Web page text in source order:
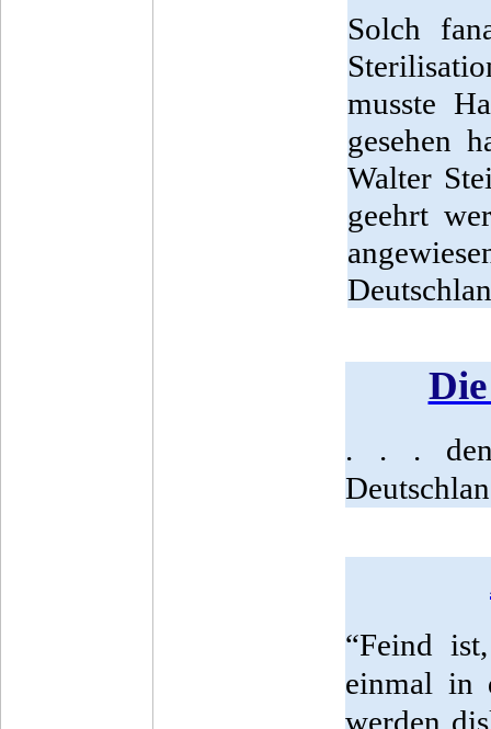
Solch
musste
gesehen
Walter
geehrt
. . .
“Feind
einmal in
werden